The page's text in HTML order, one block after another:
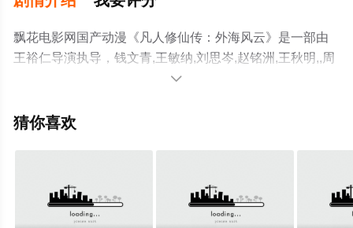
飘花电影网国产动漫《凡人修仙传：外海风云》是一部由
王裕仁导演执导，钱文青,王敏纳,刘思岑,赵铭洲,王秋明,,周
健,巴赫,林强,高启帆,张铎,黎筱濛,李楠等演员精彩演绎的大
清未删减完整版动漫全集就上飘花影院，更多相关信息可

猜你喜欢